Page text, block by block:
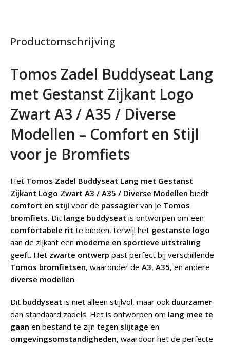
Productomschrijving
Tomos Zadel Buddyseat Lang
met Gestanst Zijkant Logo
Zwart A3 / A35 / Diverse
Modellen – Comfort en Stijl
voor je Bromfiets
Het Tomos Zadel Buddyseat Lang met Gestanst
Zijkant Logo Zwart A3 / A35 / Diverse Modellen biedt
comfort en stijl voor de passagier van je Tomos
bromfiets. Dit lange buddyseat is ontworpen om een
comfortabele rit te bieden, terwijl het gestanste logo
aan de zijkant een moderne en sportieve uitstraling
geeft. Het zwarte ontwerp past perfect bij verschillende
Tomos bromfietsen, waaronder de A3, A35, en andere
diverse modellen.
Dit buddyseat is niet alleen stijlvol, maar ook duurzamer
dan standaard zadels. Het is ontworpen om lang mee te
gaan en bestand te zijn tegen slijtage en
omgevingsomstandigheden, waardoor het de perfecte